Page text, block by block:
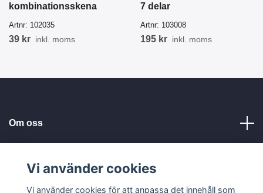
kombinationsskena
Artnr: 102035
39 kr inkl. moms
7 delar
Artnr: 103008
195 kr inkl. moms
Om oss
Läs mer
Vi använder cookies
Vi använder cookies för att anpassa det innehåll som